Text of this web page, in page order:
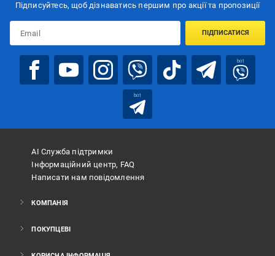
Підписуйтесь, щоб дізнаватись першим про акції та пропозиції
ПІДПИСАТИСЯ
bot
bot
АІ Служба підтримки
Інформаційний центр, FAQ
Написати нам повідомлення
КОМПАНІЯ
ПОКУПЦЕВІ